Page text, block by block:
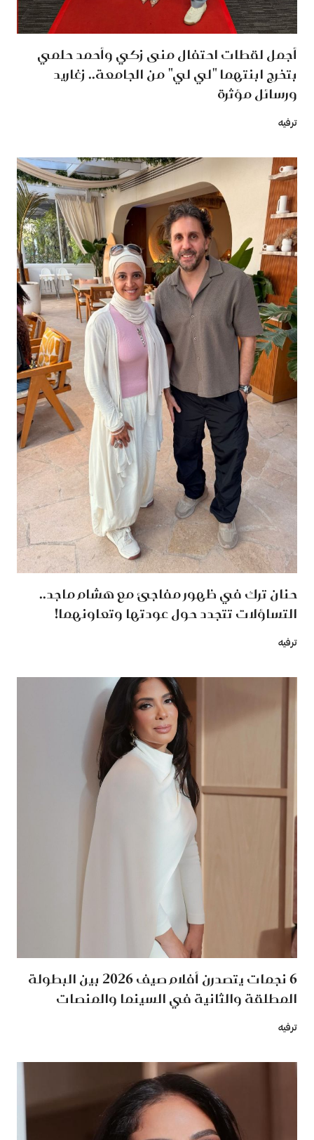
أجمل لقطات احتفال منى زكي وأحمد حلمي
بتخرج ابنتهما "لي لي" من الجامعة.. زغاريد
ورسائل مؤثرة
ترفيه
حنان ترك في ظهور مفاجئ مع هشام ماجد..
التساؤلات تتجدد حول عودتها وتعاونهما!
ترفيه
6 نجمات يتصدرن أفلام صيف 2026 بين البطولة
المطلقة والثانية في السينما والمنصات
ترفيه